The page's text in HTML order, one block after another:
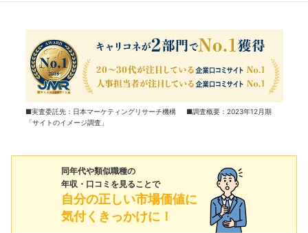
■実査委託先：日本マーケティングリサーチ機構 ■調査概要：2023年12月期
「サイトのイメージ調査」
同年代や類似職種の
年収・口コミを見ることで
自分の正しい市場価値に
気付くきっかけに！